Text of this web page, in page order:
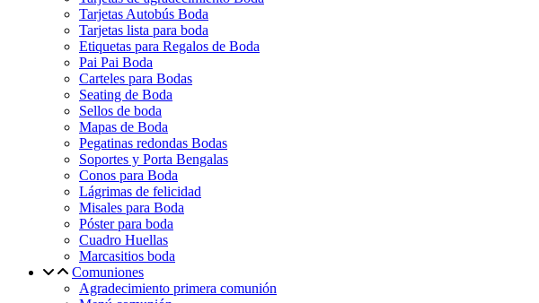
Tarjetas Autobús Boda
Tarjetas lista para boda
Etiquetas para Regalos de Boda
Pai Pai Boda
Carteles para Bodas
Seating de Boda
Sellos de boda
Mapas de Boda
Pegatinas redondas Bodas
Soportes y Porta Bengalas
Conos para Boda
Lágrimas de felicidad
Misales para Boda
Póster para boda
Cuadro Huellas
Marcasitios boda
Comuniones
Agradecimiento primera comunión